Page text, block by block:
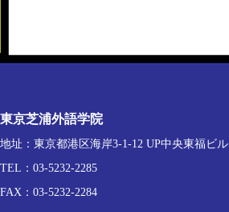
東京芝浦外語学院
地址：東京都港区海岸3-1-12 UP中央東福ビル
TEL：03-5232-2285
FAX：03-5232-2284